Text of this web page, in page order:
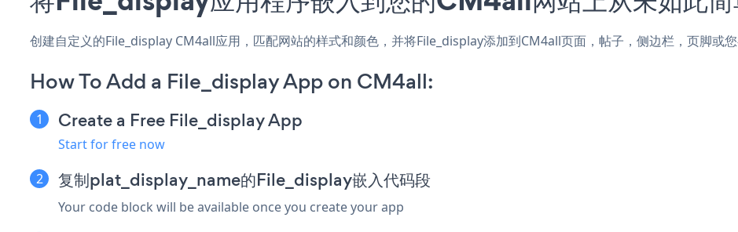
创建自定义的File_display CM4all应用，匹配网站的样式和颜色，并将File_display添加到CM4all页面，帖子，侧边栏，页脚或您
How To Add a File_display App on CM4all:
Create a Free File_display App
Start for free now
复制plat_display_name的File_display嵌入代码段
Your code block will be available once you create your app